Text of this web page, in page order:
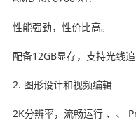
性能强劲，性价比高。
配备12GB显存，支持光线追
2. 图形设计和视频编辑
2K分辨率，流畅运行 、、